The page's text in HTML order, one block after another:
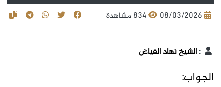
08/03/2026 834 مشاهدة
:الشيخ نهاد الفياض
الجواب: